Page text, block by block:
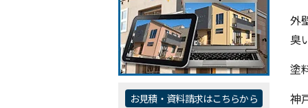
外
臭
塗
神
お見積・資料請求はこちらから